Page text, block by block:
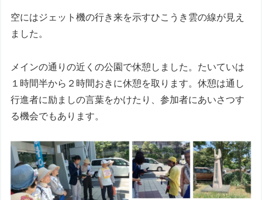
空にはジェット機の行き来を示すひこうき雲の線が見え
ました。
メインの通りの近くの公園で休憩しました。たいていは
１時間半から２時間おきに休憩を取ります。休憩は通し
行進者に励ましの言葉をかけたり、参加者にあいさつす
る機会でもあります。